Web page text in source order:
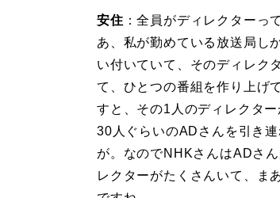
安住 ：全員がディレクター
あ、私が勤めている放送局
い付いていて、そのディレク
て、ひとつの番組を作り上げ
すと、その1人のディレクタ
30人ぐらいのADさんを引き
が。なのでNHKさんはADさ
レクターがたくさんいて、ま